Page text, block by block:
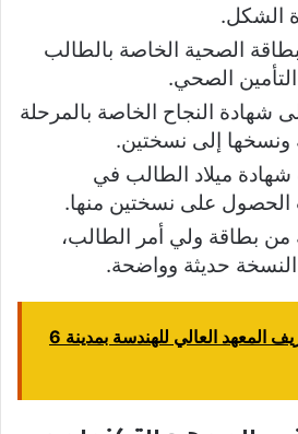
الصحية الخاصة بالطالب
الصحي.
النجاح الخاصة بالمرحلة
ونسخها إلى نسختين.
شهادة ميلاد الطالب في
الحصول على نسختين منها.
بطاقة ولي أمر الطالب،
حديثة وواضحة.
مصاريف المعهد العالي للهندسة بمدينة 6